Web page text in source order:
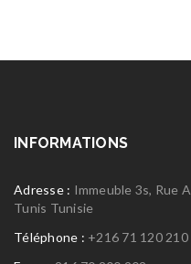
INFORMATIONS
Adresse : Immeuble 3s, Rue
Tunis Tunisie
Téléphone : +216 71 120 210